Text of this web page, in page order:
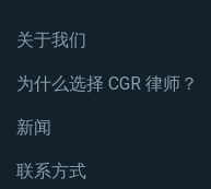
关于我们
为什么选择 CGR 律师？
新闻
联系方式